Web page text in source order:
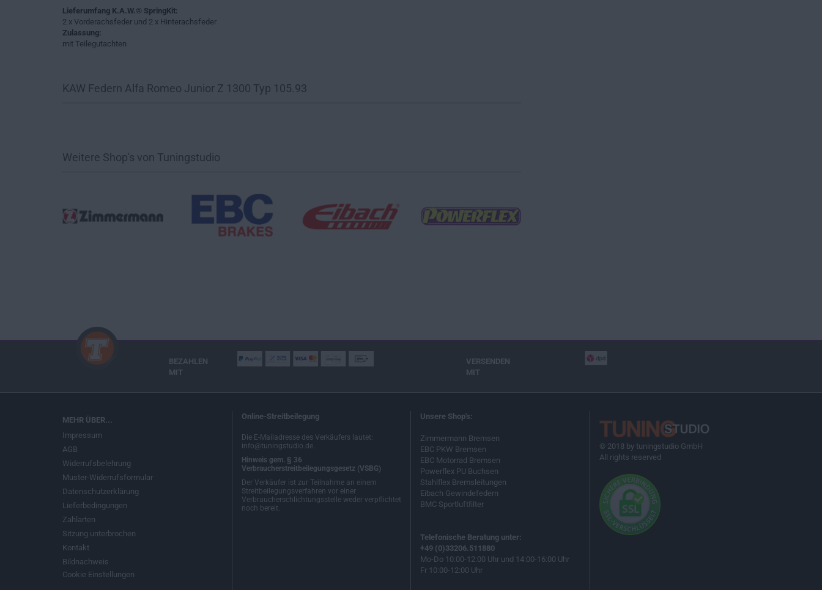
Lieferumfang K.A.W.® SpringKit:
2 x Vorderachsfeder und 2 x Hinterachsfeder
Zulassung:
mit Teilegutachten
KAW Federn Alfa Romeo Junior Z 1300 Typ 105.93
Weitere Shop's von Tuningstudio
BEZAHLEN
MIT
VERSENDEN
MIT
MEHR ÜBER...
Impressum
AGB
Widerrufsbelehrung
Muster-Widerrufsformular
Datenschutzerklärung
Lieferbedingungen
Zahlarten
Sitzung unterbrochen
Kontakt
Bildnachweis
Cookie Einstellungen
Online-Streitbeilegung
Die E-Mailadresse des Verkäufers lautet:
info@tuningstudio.de.
Hinweis gem. § 36
Verbraucherstreitbeilegungsgesetz (VSBG)
Der Verkäufer ist zur Teilnahme an einem
Streitbeilegungsverfahren vor einer
Verbraucherschlichtungsstelle weder verpflichtet
noch bereit.
Unsere Shop's:
Zimmermann Bremsen
EBC PKW Bremsen
EBC Motorrad Bremsen
Powerflex PU Buchsen
Stahlflex Bremsleitungen
Eibach Gewindefedern
BMC Sportluftfilter
Telefonische Beratung unter:
+49 (0)33206.511880
Mo-Do 10:00-12:00 Uhr und 14:00-16:00 Uhr
Fr 10:00-12:00 Uhr
© 2018 by tuningstudio GmbH
All rights reserved